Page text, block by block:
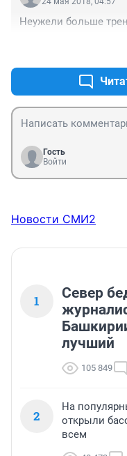
Неужели больше
Гость
Войти
Новости СМИ2
1
Север
лучший
105 849
2
На
открыли
всем